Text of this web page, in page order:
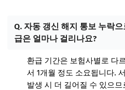
Q. 자동 갱신 해지 통보 누락
급은 얼마나 걸리나요?
환급 기간은 보험사별로 다
서 1개월 정도 소요됩니다.
발생 시 더 길어질 수 있으